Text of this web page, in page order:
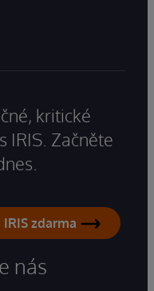
kritické
IRIS. Začněte
zdarma
nás